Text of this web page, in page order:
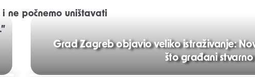
ne počnemo uništavati
Grad Zagreb objavio veliko istraživanje:
što građani